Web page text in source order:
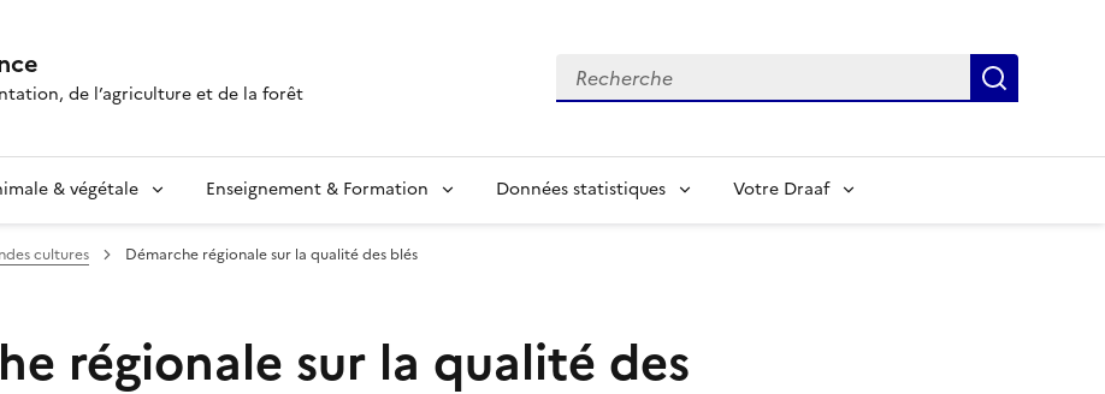
de l’agriculture et de la forêt
Recherche
& végétale Enseignement & Formation Données statistiques Votre Draaf
cultures Démarche régionale sur la qualité des blés
régionale sur la qualité des